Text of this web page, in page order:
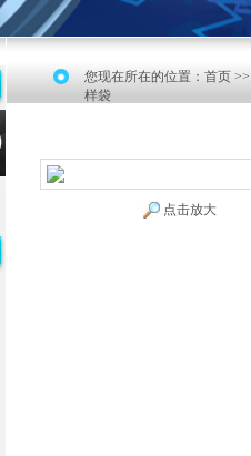
您现在所在的位置： 首页
样袋
点击放大